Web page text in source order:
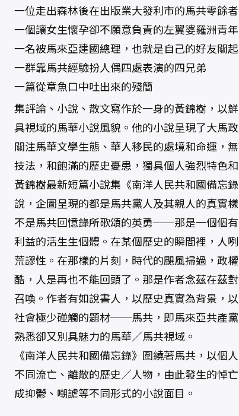
一位走出森林後在出版業大發利市的馬共零餘者
一個讓女生懷孕卻不願意負責的左翼婆羅洲青年
一名被馬來亞建國總理，也就是自己的好友關
一群靠馬共經驗扮人偶四處表演的四兄弟
一篇從章魚口中吐出來的殘簡
集評論、小說、散文寫作於一身的黃錦樹，以
具視域的馬華小說風貌。他的小說呈現了大馬
關注馬華文學生態、華人移民的處境和命運，
技法，和飽滿的歷史憂患，獨具個人強烈特色和
黃錦樹最新短篇小說集《南洋人民共和國備忘
說，企圖呈現的都是馬共黨人及其親人的真
不是馬共回憶錄所歌頌的英勇──那是一個個
利益的活生生個體。在某個歷史的瞬間裡，人
荒謬性。在那樣的片刻，時代的颶風掃過，政
酷，人是再也不能回頭了。那是作者念茲在茲
召喚。作者有如說書人，以歷史真實為背景，
社會極少碰觸的題材──馬共，即馬來亞共產
熟悉卻又別具魅力的馬華／馬共視域。
《南洋人民共和國備忘錄》圍繞著馬共，以個
不同流亡、離散的歷史／人物，由此發生的悼
成抑鬱、嘲謔等不同形式的小說面目。